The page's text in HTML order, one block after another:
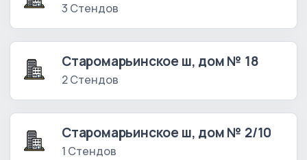
3 Стендов
Старомарьинское ш, дом № 18
2 Стендов
Старомарьинское ш, дом № 2/10
1 Стендов